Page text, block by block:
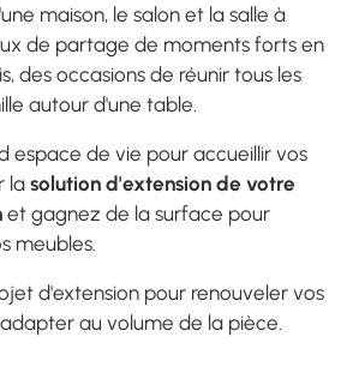
maison, le salon et la salle à
de partage de moments forts en
des occasions de réunir tous les
autour d'une table.
espace de vie pour accueillir vos
la solution d'extension de votre
et gagnez de la surface pour
meubles.
d'extension pour renouveler vos
au volume de la pièce.